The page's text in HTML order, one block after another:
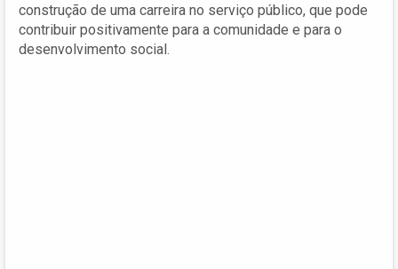
construção de uma carreira no serviço público, que pode
contribuir positivamente para a comunidade e para o
desenvolvimento social.